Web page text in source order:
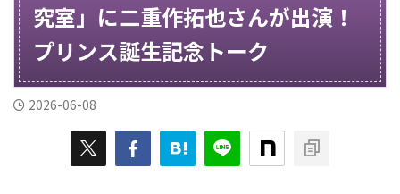
究室」に二重作拓也さんが出演！
プリンス誕生記念トーク
2026-06-08